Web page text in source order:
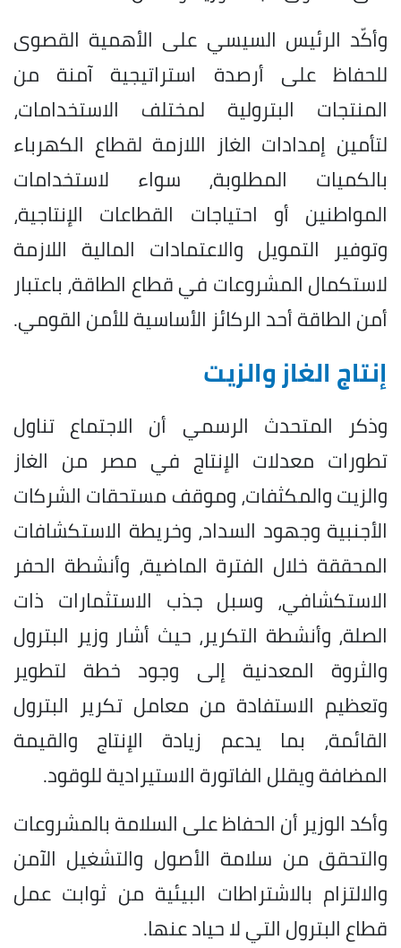
وأكّد الرئيس السيسي على الأهمية القصوى
للحفاظ على أرصدة استراتيجية آمنة من
المنتجات البترولية لمختلف الاستخدامات،
لتأمين إمدادات الغاز اللازمة لقطاع الكهرباء
بالكميات المطلوبة، سواء لاستخدامات
المواطنين أو احتياجات القطاعات الإنتاجية،
وتوفير التمويل والاعتمادات المالية اللازمة
لاستكمال المشروعات في قطاع الطاقة، باعتبار
أمن الطاقة أحد الركائز الأساسية للأمن القومي.
إنتاج الغاز والزيت
وذكر المتحدث الرسمي أن الاجتماع تناول
تطورات معدلات الإنتاج في مصر من الغاز
والزيت والمكثفات، وموقف مستحقات الشركات
الأجنبية وجهود السداد، وخريطة الاستكشافات
المحققة خلال الفترة الماضية، وأنشطة الحفر
الاستكشافي، وسبل جذب الاستثمارات ذات
الصلة، وأنشطة التكرير، حيث أشار وزير البترول
والثروة المعدنية إلى وجود خطة لتطوير
وتعظيم الاستفادة من معامل تكرير البترول
القائمة، بما يدعم زيادة الإنتاج والقيمة
المضافة ويقلل الفاتورة الاستيرادية للوقود.
وأكد الوزير أن الحفاظ على السلامة بالمشروعات
والتحقق من سلامة الأصول والتشغيل الآمن
والالتزام بالاشتراطات البيئية من ثوابت عمل
قطاع البترول التي لا حياد عنها.